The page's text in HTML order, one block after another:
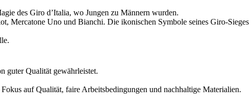
des Giro d’Italia, wo Jungen zu Männern wurden.
Mercatone Uno und Bianchi. Die ikonischen Symbole seines Giro-Sieges
guter Qualität gewährleistet.
auf Qualität, faire Arbeitsbedingungen und nachhaltige Materialien.